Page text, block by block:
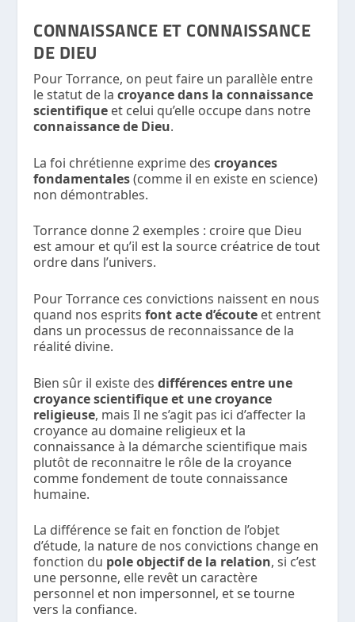
CONNAISSANCE ET CONNAISSANCE
DE DIEU
Pour Torrance, on peut faire un parallèle entre
le statut de lacroyance dans la connaissance
scientifique et celui qu’elle occupe dans notre
connaissance de Dieu.
La foi chrétienne exprime descroyances
fondamentales(comme il en existe en science)
non démontrables.
Torrance donne 2 exemples : croire que Dieu
est amour et qu’il est la source créatrice de tout
ordre dans l’univers.
Pour Torrance ces convictions naissent en nous
quand nos espritsfont acte d’écoute et entrent
dans un processus de reconnaissance de la
réalité divine.
Bien sûr il existe desdifférences entre une
croyance scientifique et une croyance
religieuse, mais Il ne s’agit pas ici d’affecter la
croyance au domaine religieux et la
connaissance à la démarche scientifique mais
plutôt de reconnaitre le rôle de la croyance
comme fondement de toute connaissance
humaine.
La différence se fait en fonction de l’objet
d’étude, la nature de nos convictions change en
fonction du pole objectif de la relation, si c’est
une personne, elle revêt un caractère
personnel et non impersonnel, et se tourne
vers la confiance.